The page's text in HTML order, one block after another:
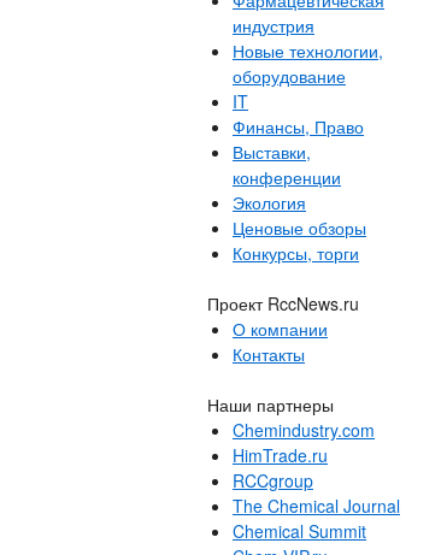
индустрия
Новые технологии,
оборудование
IT
Финансы, Право
Выставки,
конференции
Экология
Ценовые обзоры
Конкурсы, торги
Проект RccNews.ru
О компании
Контакты
Наши партнеры
Chemindustry.com
HimTrade.ru
RCCgroup
The Chemical Journal
Chemical Summit